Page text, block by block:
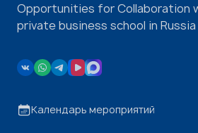
Opportunities for Collaboration
private business school in Russia
Календарь мероприятий